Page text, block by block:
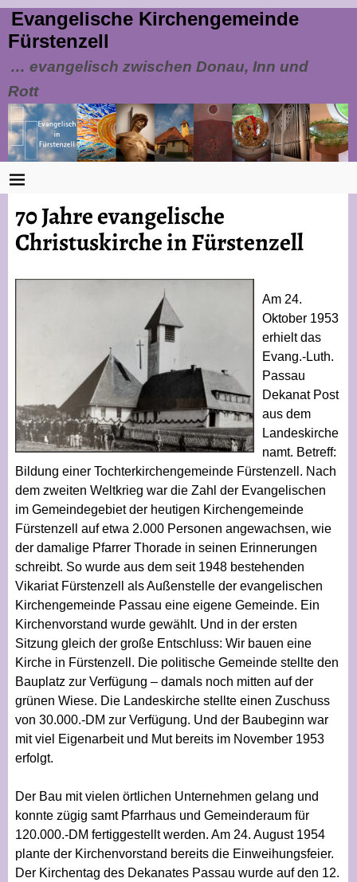
Evangelische Kirchengemeinde
Fürstenzell
… evangelisch zwischen Donau, Inn und
Rott
70 Jahre evangelische
Christuskirche in Fürstenzell
Am 24.
Oktober 1953
erhielt das
Evang.-Luth.
Passau
Dekanat Post
aus dem
Landeskirche
namt. Betreff:
Bildung einer Tochterkirchengemeinde Fürstenzell. Nach
dem zweiten Weltkrieg war die Zahl der Evangelischen
im Gemeindegebiet der heutigen Kirchengemeinde
Fürstenzell auf etwa 2.000 Personen angewachsen, wie
der damalige Pfarrer Thorade in seinen Erinnerungen
schreibt. So wurde aus dem seit 1948 bestehenden
Vikariat Fürstenzell als Außenstelle der evangelischen
Kirchengemeinde Passau eine eigene Gemeinde. Ein
Kirchenvorstand wurde gewählt. Und in der ersten
Sitzung gleich der große Entschluss: Wir bauen eine
Kirche in Fürstenzell. Die politische Gemeinde stellte den
Bauplatz zur Verfügung – damals noch mitten auf der
grünen Wiese. Die Landeskirche stellte einen Zuschuss
von 30.000.-DM zur Verfügung. Und der Baubeginn war
mit viel Eigenarbeit und Mut bereits im November 1953
erfolgt.
Der Bau mit vielen örtlichen Unternehmen gelang und
konnte zügig samt Pfarrhaus und Gemeinderaum für
120.000.-DM fertiggestellt werden. Am 24. August 1954
plante der Kirchenvorstand bereits die Einweihungsfeier.
Der Kirchentag des Dekanates Passau wurde auf den 12.